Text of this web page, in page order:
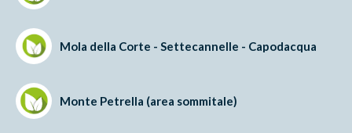
Mola della Corte - Settecannelle - Capodacqua
Monte Petrella (area sommitale)